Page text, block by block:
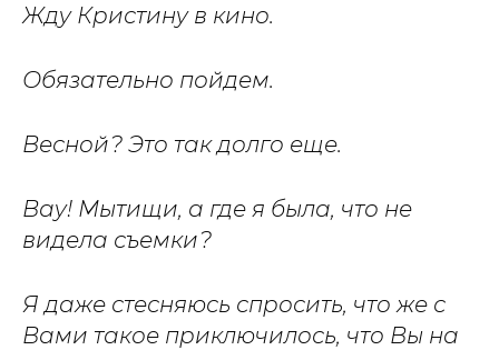
Жду Кристину в кино.
Обязательно пойдем.
Весной? Это так долго еще.
Вау! Мытищи, а где я была, что не
видела съемки?
Я даже стесняюсь спросить, что же с
Вами такое приключилось, что Вы на